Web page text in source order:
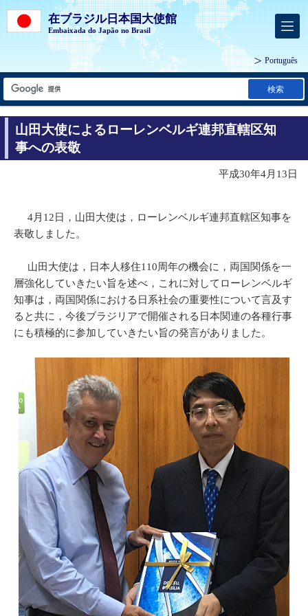
在ブラジル日本国大使館
Embaixada do Japão no Brasil
Português
検索
山田大使によるローレンベルギ連邦直轄区知
事への表敬
平成30年4月13日
4月12日，山田大使は，ローレンベルギ連邦直轄区知事を
表敬しました。
山田大使は，日本人移住110周年の機会に，両国関係を一
層強化していきたい旨を述べ，これに対してローレンベルギ
知事は，両国関係における日系社会の重要性について言及す
ると共に，今後ブラジリアで開催される日本関連の各種行事
にも積極的に参加していきたい旨の発言がありました。